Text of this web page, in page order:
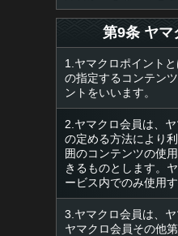
第9条 ヤマ
1.ヤマクロポイント
の指定するコンテン
ントをいいます。
2.ヤマクロ会員は、
の定める方法により
囲のコンテンツの使
きるものとします。
ービス内でのみ使用
3.ヤマクロ会員は、
ヤマクロ会員その他